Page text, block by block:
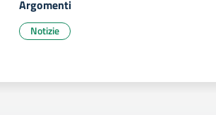
Argomenti
Notizie